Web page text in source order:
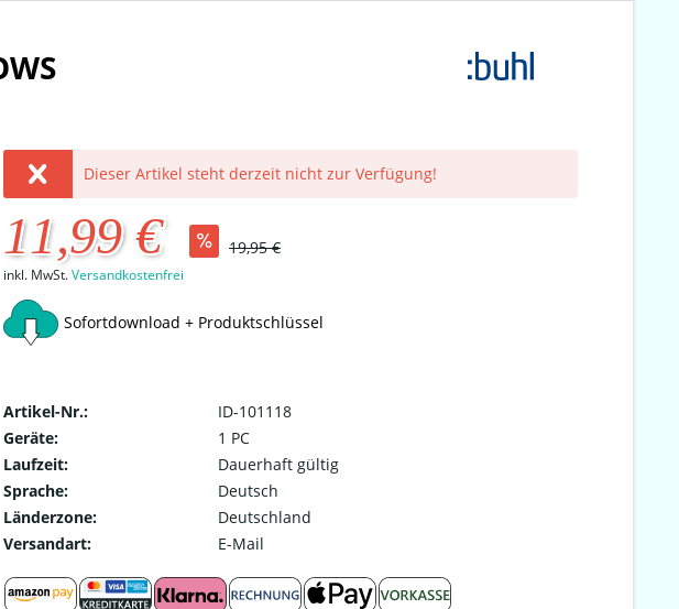
Dieser Artikel steht derzeit nicht zur Verfügung!
11,99 € 19,95 €
inkl. MwSt.Versandkostenfrei
Sofortdownload + Produktschlüssel
Artikel-Nr.:
ID-101118
Geräte:
1 PC
Laufzeit:
Dauerhaft gültig
Sprache:
Deutsch
Länderzone:
Deutschland
Versandart:
E-Mail